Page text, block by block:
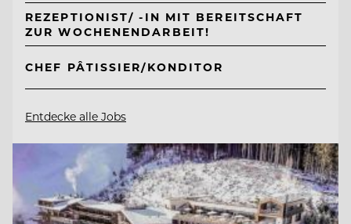
REZEPTIONIST/ -IN MIT BEREITSCHAFT
ZUR WOCHENENDARBEIT!
CHEF PÂTISSIER/KONDITOR
Entdecke alle Jobs